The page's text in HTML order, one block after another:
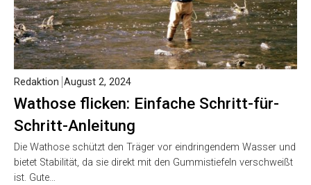
Wathose flicken: Einfache Schritt-für-
Schritt-Anleitung
Redaktion August 2, 2024
Die Wathose schützt den Träger vor eindringendem Wasser und
bietet Stabilität, da sie direkt mit den Gummistiefeln verschweißt
ist. Gute…